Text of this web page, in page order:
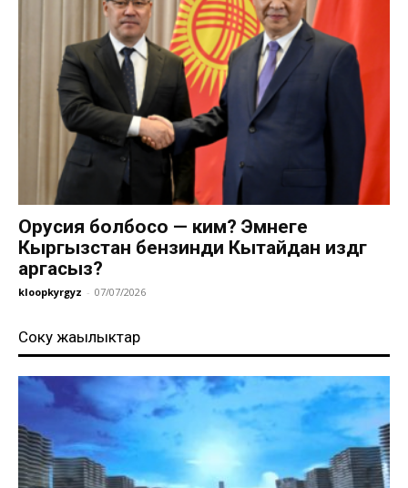
Орусия болбосо — ким? Эмнеге
Кыргызстан бензинди Кытайдан издөөгө
аргасыз?
kloopkyrgyz - 07/07/2026
Соңку жаңылыктар